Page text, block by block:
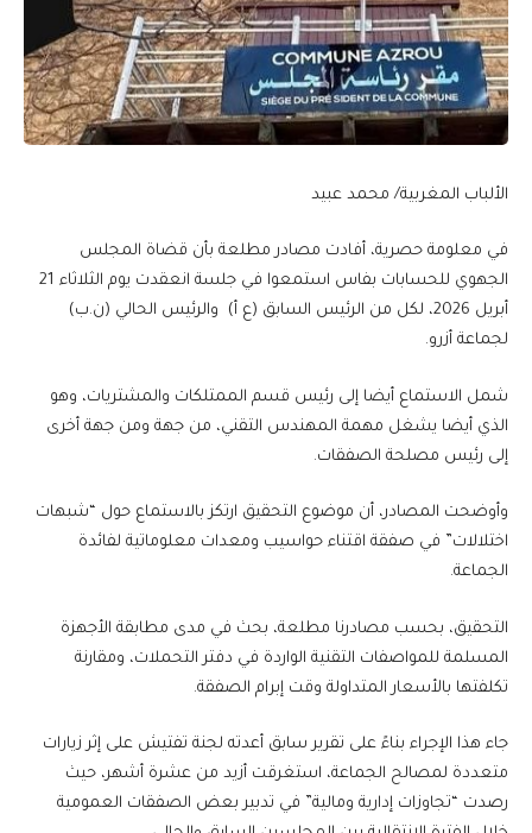
الألباب المغربية/ محمد عبيد
في معلومة حصرية، أفادت مصادر مطلعة بأن قضاة المجلس
الجهوي للحسابات بفاس استمعوا في جلسة انعقدت يوم الثلاثاء 21
أبريل 2026، لكل من الرئيس السابق (ع أ) والرئيس الحالي (ن.ب)
لجماعة أزرو.
شمل الاستماع أيضا إلى رئيس قسم الممتلكات والمشتريات، وهو
الذي أيضا يشغل مهمة المهندس التقني، من جهة ومن جهة أخرى
إلى رئيس مصلحة الصفقات.
وأوضحت المصادر، أن موضوع التحقيق ارتكز بالاستماع حول “شبهات
اختلالات” في صفقة اقتناء حواسيب ومعدات معلوماتية لفائدة
الجماعة.
التحقيق، بحسب مصادرنا مطلعة، بحث في مدى مطابقة الأجهزة
المسلمة للمواصفات التقنية الواردة في دفتر التحملات، ومقارنة
تكلفتها بالأسعار المتداولة وقت إبرام الصفقة.
جاء هذا الإجراء بناءً على تقرير سابق أعدته لجنة تفتيش على إثر زيارات
متعددة لمصالح الجماعة، استغرقت أزيد من عشرة أشهر، حيث
رصدت “تجاوزات إدارية ومالية” في تدبير بعض الصفقات العمومية